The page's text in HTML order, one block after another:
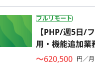
フルリモート
【PHP/週5日/
用・機能追加業
〜620,500 円／月